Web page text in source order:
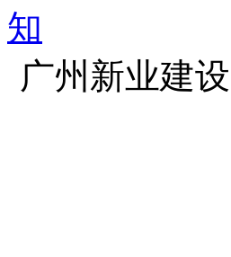
知
广州新业建